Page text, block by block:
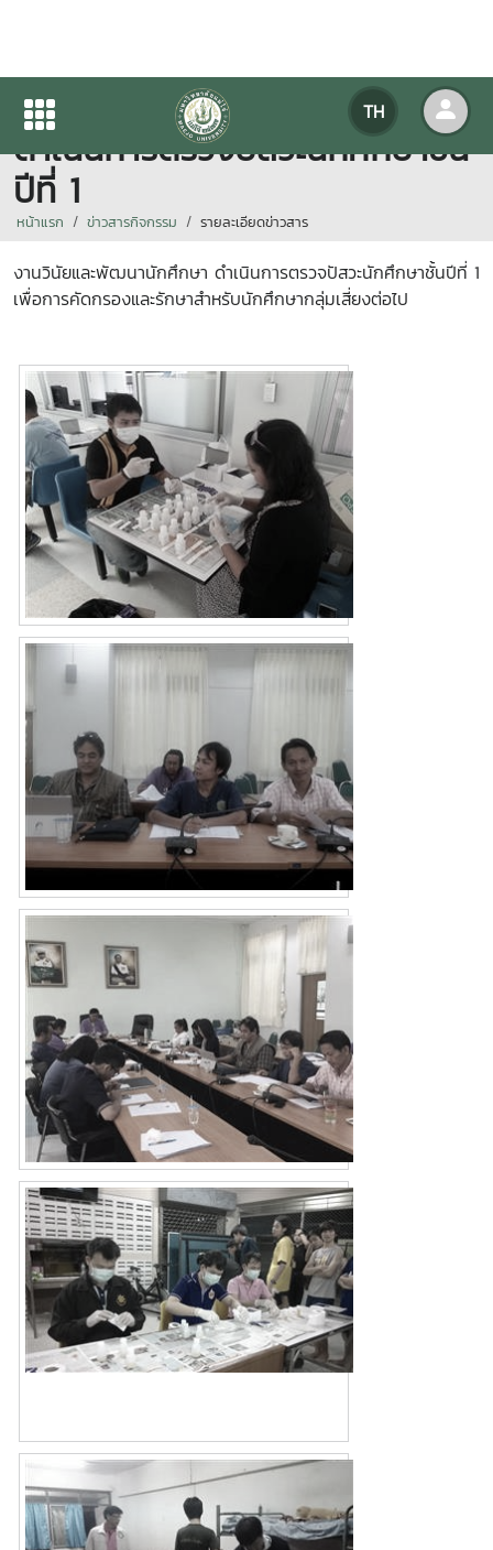
TH
งานวินัยและพัฒนานักศึกษา
ดำเนินการตรวจปัสวะนักศึกษาชั้น
ปีที่ 1
หน้าแรก ข่าวสารกิจกรรม รายละเอียดข่าวสาร
งานวินัยและพัฒนานักศึกษา ดำเนินการตรวจปัสวะนักศึกษาชั้นปีที่ 1
เพื่อการคัดกรองและรักษาสำหรับนักศึกษากลุ่มเสี่ยงต่อไป